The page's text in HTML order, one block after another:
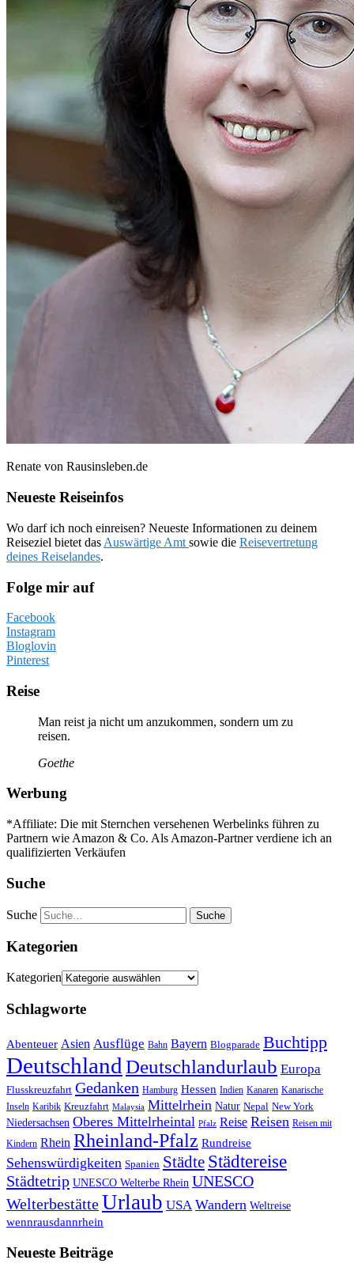
Renate von Rausinsleben.de
Neueste Reiseinfos
Wo darf ich noch einreisen? Neueste Informationen zu deinem
Reiseziel bietet das Auswärtige Amt sowie die Reisevertretung
deines Reiselandes.
Folge mir auf
Facebook
Instagram
Bloglovin
Pinterest
Reise
Man reist ja nicht um anzukommen, sondern um zu
reisen.
Goethe
Werbung
*Affiliate: Die mit Sternchen versehenen Werbelinks führen zu
Partnern wie Amazon & Co. Als Amazon-Partner verdiene ich an
qualifizierten Verkäufen
Suche
Suche
Kategorien
Kategorien
Schlagworte
Abenteuer Asien Ausflüge Bahn Bayern Blogparade Buchtipp
DeutschlandDeutschlandurlaub Europa
Flusskreuzfahrt Gedanken Hamburg Hessen Indien Kanaren Kanarische
Inseln Karibik Kreuzfahrt Malaysia Mittelrhein Natur Nepal New York
Niedersachsen Oberes Mittelrheintal Pfalz Reise Reisen Reisen mit
Kindern Rhein Rheinland-Pfalz Rundreise
Sehenswürdigkeiten Spanien Städte Städtereise
Städtetrip UNESCO Welterbe Rhein UNESCO
WelterbestätteUrlaub USA Wandern Weltreise
wennrausdannrhein
Neueste Beiträge